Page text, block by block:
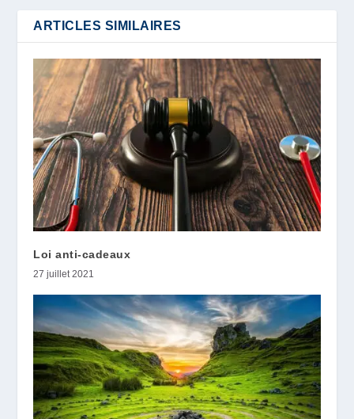
ARTICLES SIMILAIRES
Loi anti-cadeaux
27 juillet 2021